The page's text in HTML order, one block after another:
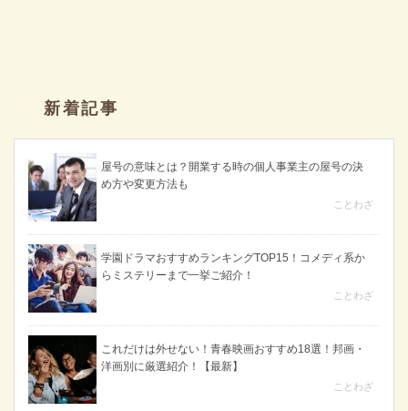
新着記事
屋号の意味とは？開業する時の個人事業主の屋号の決
め方や変更方法も
ことわざ
学園ドラマおすすめランキングTOP15！コメディ系か
らミステリーまで一挙ご紹介！
ことわざ
これだけは外せない！青春映画おすすめ18選！邦画・
洋画別に厳選紹介！【最新】
ことわざ